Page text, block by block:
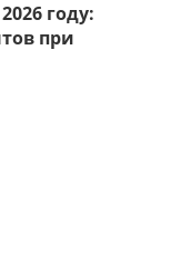
году:
при